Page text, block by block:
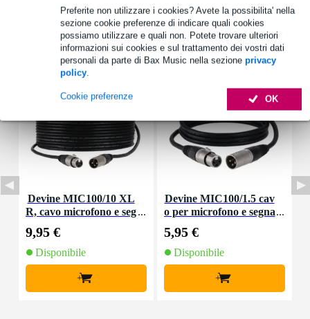
Preferite non utilizzare i cookies? Avete la possibilita' nella
sezione cookie preferenze di indicare quali cookies
possiamo utilizzare e quali non. Potete trovare ulteriori
informazioni sui cookies e sul trattamento dei vostri dati
personali da parte di Bax Music nella sezione privacy
policy.
OK
Cookie preferenze
Specifiche complete
Accessori (10)
Devine MIC100/10 XL
R, cavo microfono e seg
9,95 €
Disponibile
+
Devine MIC100/1.5 cav
o per microfono e segna
5,95 €
Disponibile
+